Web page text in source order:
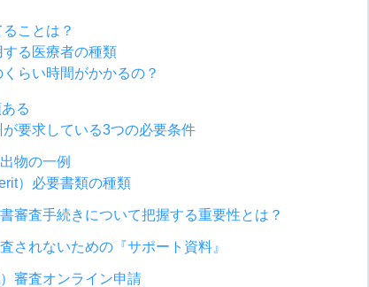
ことは？
る医療者の種類
らい時間がかかるの？
る
要求している3つの必要条件
物の一例
）必要書類の種類
審査手続きについて把握する重要性とは？
されないための『サポート資料』
審査オンライン申請